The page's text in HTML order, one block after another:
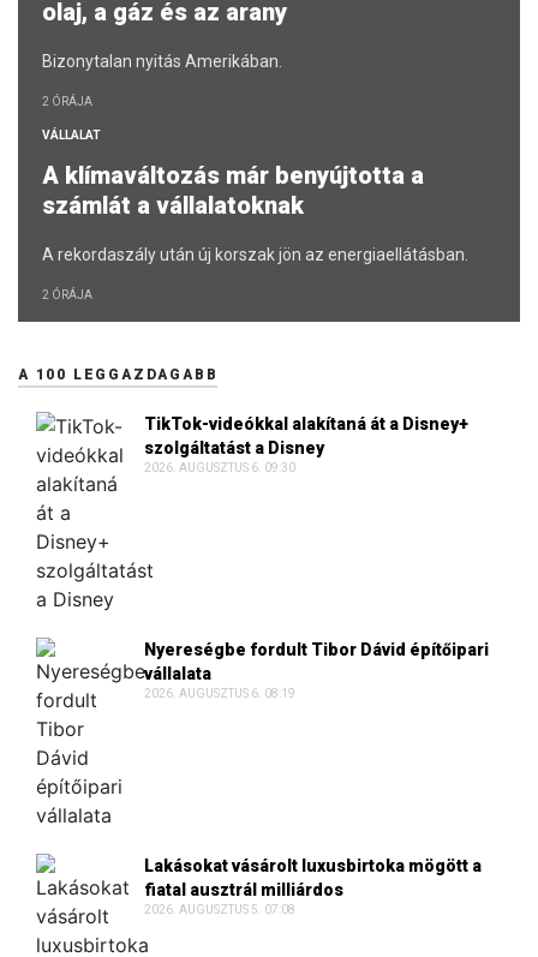
olaj, a gáz és az arany
Bizonytalan nyitás Amerikában.
2 ÓRÁJA
VÁLLALAT
A klímaváltozás már benyújtotta a
számlát a vállalatoknak
A rekordaszály után új korszak jön az energiaellátásban.
2 ÓRÁJA
A 100 LEGGAZDAGABB
TikTok-videókkal alakítaná át a Disney+
szolgáltatást a Disney
2026. AUGUSZTUS 6. 09:30
Nyereségbe fordult Tibor Dávid építőipari
vállalata
2026. AUGUSZTUS 6. 08:19
Lakásokat vásárolt luxusbirtoka mögött a
fiatal ausztrál milliárdos
2026. AUGUSZTUS 5. 07:08